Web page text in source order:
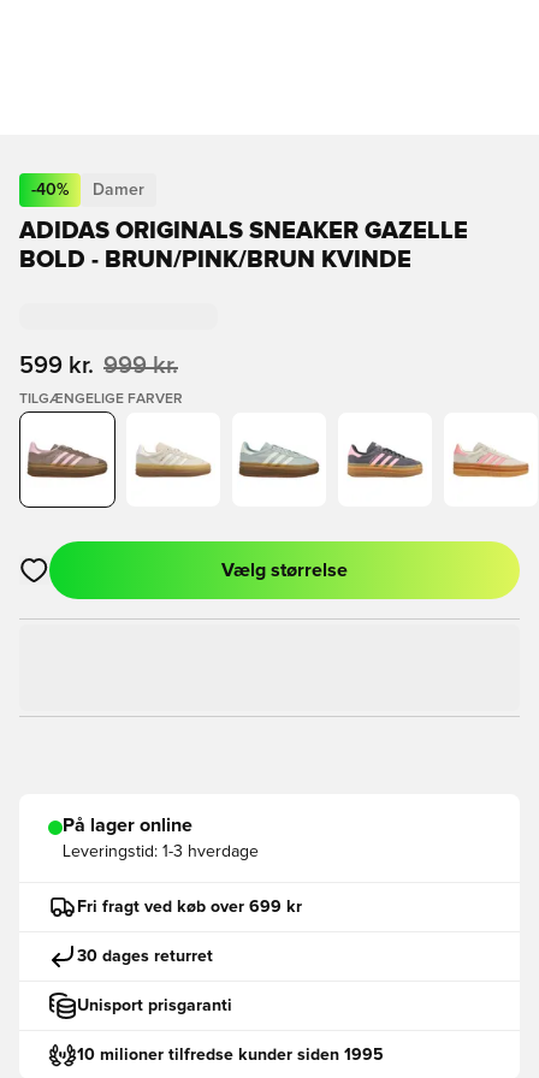
-40% Damer
ADIDAS ORIGINALS SNEAKER GAZELLE
BOLD - BRUN/PINK/BRUN KVINDE
599 kr. 999 kr.
TILGÆNGELIGE FARVER
Åbner en Modal til at logge ind eller tilmelde dig som medlem
Vælg størrelse
På lager online
Leveringstid: 1-3 hverdage
Fri fragt ved køb over 699 kr
30 dages returret
Unisport prisgaranti
10 milioner tilfredse kunder siden 1995